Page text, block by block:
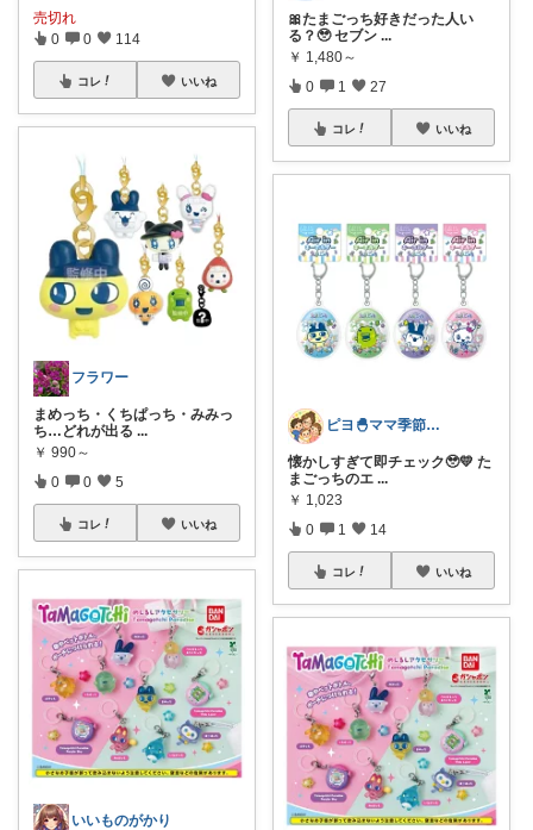
売切れ
0 0 114
コレ いいね
フラワー
まめっち・くちぱっち・みみっ
ち…どれが出る ...
￥ 990～
0 0 5
コレ いいね
いいものがかり
🎀たまごっち好きだった人い
る？🥹 セブン ...
￥ 1,480～
0 1 27
コレ いいね
ピヨ🐣ママ季節物｜育児必需品を紹介中！
懐かしすぎて即チェック🥹💛 た
まごっちのエ ...
￥ 1,023
0 1 14
コレ いいね